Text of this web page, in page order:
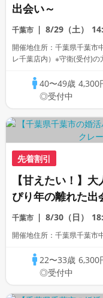
出会い～
千葉市 8/29（土）
開催地住所：千葉県千葉市
レ千葉店内）※守衛(受付)
40〜49歳 4,300
◎受付中
先着割引
【甘えたい！】
ぴり年の離れた出
千葉市 8/30（日）
開催地住所：千葉県千葉市
22〜33歳 6,300
◎受付中